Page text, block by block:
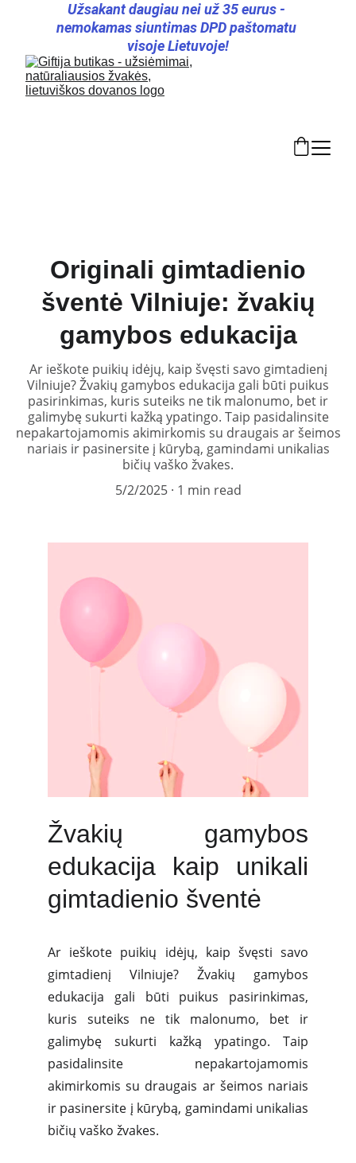
Užsakant daugiau nei už 35 eurus -
nemokamas siuntimas DPD paštomatu
visoje Lietuvoje!
Originali gimtadienio
šventė Vilniuje: žvakių
gamybos edukacija
Ar ieškote puikių idėjų, kaip švęsti savo gimtadienį
Vilniuje? Žvakių gamybos edukacija gali būti puikus
pasirinkimas, kuris suteiks ne tik malonumo, bet ir
galimybę sukurti kažką ypatingo. Taip pasidalinsite
nepakartojamomis akimirkomis su draugais ar šeimos
nariais ir pasinersite į kūrybą, gamindami unikalias
bičių vaško žvakes.
5/2/2025
1 min read
Žvakių gamybos
edukacija kaip unikali
gimtadienio šventė
Ar ieškote puikių idėjų, kaip švęsti savo
gimtadienį Vilniuje? Žvakių gamybos
edukacija gali būti puikus pasirinkimas,
kuris suteiks ne tik malonumo, bet ir
galimybę sukurti kažką ypatingo. Taip
pasidalinsite nepakartojamomis
akimirkomis su draugais ar šeimos nariais
ir pasinersite į kūrybą, gamindami unikalias
bičių vaško žvakes.